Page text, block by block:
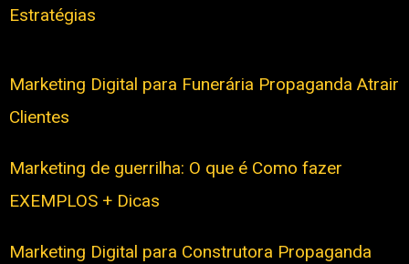
Estratégias
Marketing Digital para Funerária Propaganda Atrair
Clientes
Marketing de guerrilha: O que é Como fazer
EXEMPLOS + Dicas
Marketing Digital para Construtora Propaganda